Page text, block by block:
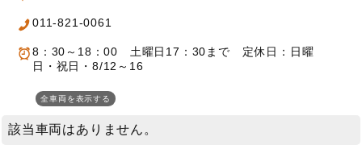
011-821-0061
8：30～18：00 土曜日17：30まで 定休日：日曜
日・祝日・8/12～16
全車両を表示する
該当車両はありません。